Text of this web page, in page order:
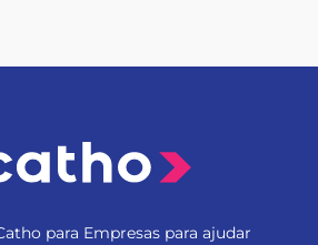
para Empresas para ajudar